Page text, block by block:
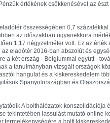
értékének csökkenésével az
összességében 0,7
az időszakban ugyanekkora
1,17 négyzetméter volt. Ez az érték
eladótér 2016-ban abszolút és
a két ország - Belgiummal együtt -
a tanulmányban vizsgált országok
hangulat és a kiskereskedelem
Spanyolországban és
A bolthálózatok konszolidációja
tekintetében lassulást mutató online
termelékenységére a bolti